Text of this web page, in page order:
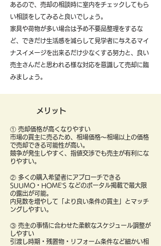
あるので、売却の相談時に室内をチェックしてもら
い相談をしてみると良いでしょう。
​家具や荷物が多い場合は予め不要品整理をするな
ど、できだけ生活感を減らして見学者に与えるマイ
ナスイメージを出来るだけ少なくする努力と、良い
売主さんだと思われる様な対応を意識して売却に臨
みましょう。
メリット
① 売却価格が高くなりやすい
市場の買主に売るため、相場価格〜相場以上の価格
で売却できる可能性が高い。
競争が発生しやすく、指値交渉でも売主が有利にな
りやすい。
② 多くの購入希望者にアプローチできる
SUUMO・HOME’S などのポータル掲載で最大限
の露出が可能。
内見数を増やして「より良い条件の買主」とマッチ
ングしやすい。
③ 売主の事情に合わせた柔軟なスケジュール調整が
しやすい
引渡し時期・残置物・リフォーム条件など細かい相